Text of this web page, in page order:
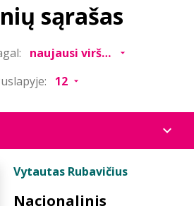
sąrašas
Vytautas Rubavičius
Nacionalinis